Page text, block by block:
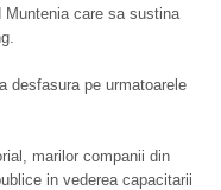
Muntenia care sa sustina
desfasura pe urmatoarele
marilor companii din
in vederea capacitarii